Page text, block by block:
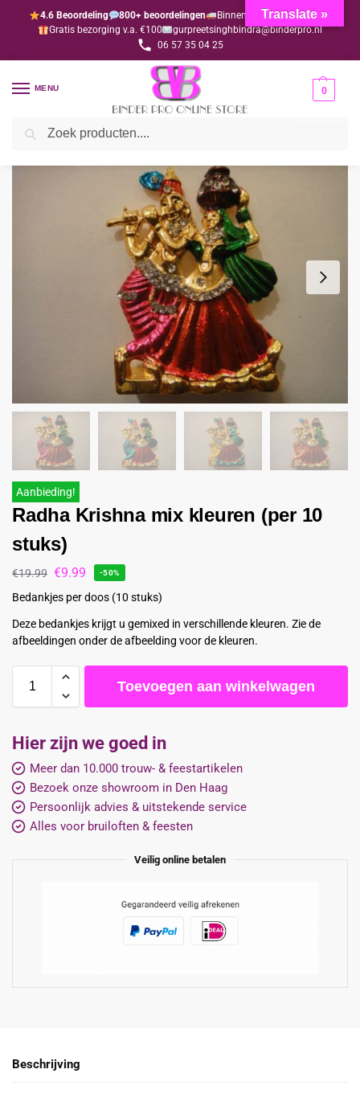
4.6 Beoordeling 800+ beoordelingen
Binnen 1-3 dagen geleverd
Gratis bezorging v.a. €100
gurpreetsinghbindra@binderpro.nl
06 57 35 04 25
MENU 0
Home Bedankjesafdeling
Aanbieding!
Radha Krishna mix kleuren (per 10
stuks)
€19.99 €9.99 -50%
Bedankjes per doos (10 stuks)
Deze bedankjes krijgt u gemixed in verschillende kleuren. Zie de
afbeeldingen onder de afbeelding voor de kleuren.
Toevoegen aan winkelwagen
Hier zijn we goed in
Meer dan 10.000 trouw- & feestartikelen
Bezoek onze showroom in Den Haag
Persoonlijk advies & uitstekende service
Alles voor bruiloften & feesten
Veilig online betalen
Beschrijving
Translate »